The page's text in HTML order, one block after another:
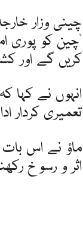
چینی وزار
"چین کو پوری
کریں گے اور
انہوں نے کہا
تعمیری کردار
ماؤ نے اس بات
اثر و رسوخ